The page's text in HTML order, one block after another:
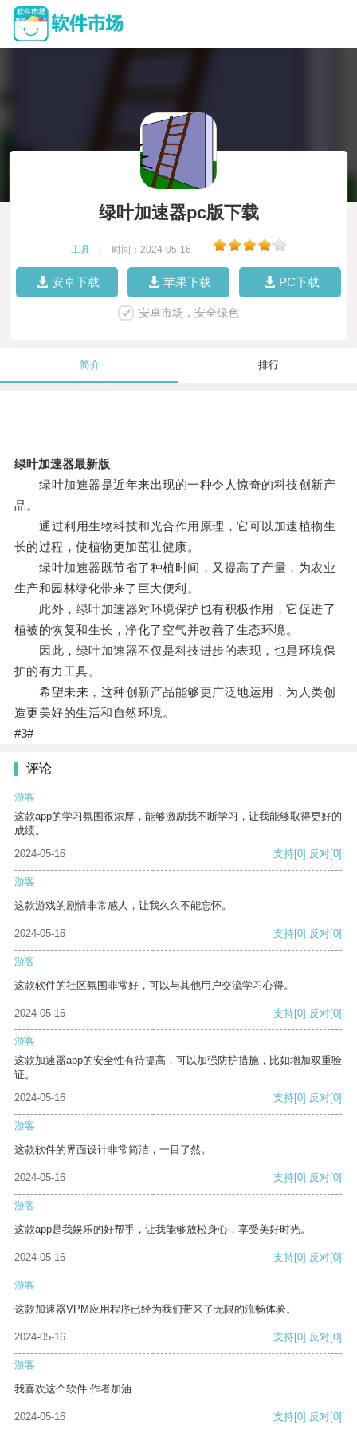
绿叶加速器pc版下载
工具 时间：2024-05-16
安卓下载 苹果下载 PC下载
安卓市场，安全绿色
简介 排行
绿叶加速器最新版
绿叶加速器是近年来出现的一种令人惊奇的科技创新产
品。
通过利用生物科技和光合作用原理，它可以加速植物生
长的过程，使植物更加茁壮健康。
绿叶加速器既节省了种植时间，又提高了产量，为农业
生产和园林绿化带来了巨大便利。
此外，绿叶加速器对环境保护也有积极作用，它促进了
植被的恢复和生长，净化了空气并改善了生态环境。
因此，绿叶加速器不仅是科技进步的表现，也是环境保
护的有力工具。
希望未来，这种创新产品能够更广泛地运用，为人类创
造更美好的生活和自然环境。
#3#
评论
游客
这款app的学习氛围很浓厚，能够激励我不断学习，让我能够取得更好的
成绩。
2024-05-16
支持[0] 反对[0]
游客
这款游戏的剧情非常感人，让我久久不能忘怀。
2024-05-16 支持[0] 反对[0]
游客
这款软件的社区氛围非常好，可以与其他用户交流学习心得。
2024-05-16 支持[0] 反对[0]
游客
这款加速器app的安全性有待提高，可以加强防护措施，比如增加双重验
证。
2024-05-16
支持[0] 反对[0]
游客
这款软件的界面设计非常简洁，一目了然。
2024-05-16 支持[0] 反对[0]
游客
这款app是我娱乐的好帮手，让我能够放松身心，享受美好时光。
2024-05-16 支持[0] 反对[0]
游客
这款加速器VPM应用程序已经为我们带来了无限的流畅体验。
2024-05-16 支持[0] 反对[0]
游客
我喜欢这个软件 作者加油
2024-05-16 支持[0] 反对[0]